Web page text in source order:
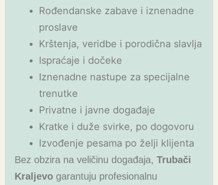
Rođendanske zabave i iznenadne
proslave
Krštenja, veridbe i porodična slavlja
Ispraćaje i dočeke
Iznenadne nastupe za specijalne
trenutke
Privatne i javne događaje
Kratke i duže svirke, po dogovoru
Izvođenje pesama po želji klijenta
Bez obzira na veličinu događaja, Trubači
Kraljevo garantuju profesionalnu